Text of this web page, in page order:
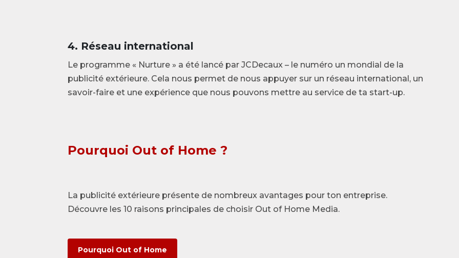
4. Réseau international
Le programme « Nurture » a été lancé par JCDecaux – le numéro un mondial de la
publicité extérieure. Cela nous permet de nous appuyer sur un réseau international, un
savoir-faire et une expérience que nous pouvons mettre au service de ta start-up.
Pourquoi Out of Home ?
La publicité extérieure présente de nombreux avantages pour ton entreprise.
Découvre les 10 raisons principales de choisir Out of Home Media.
Pourquoi Out of Home